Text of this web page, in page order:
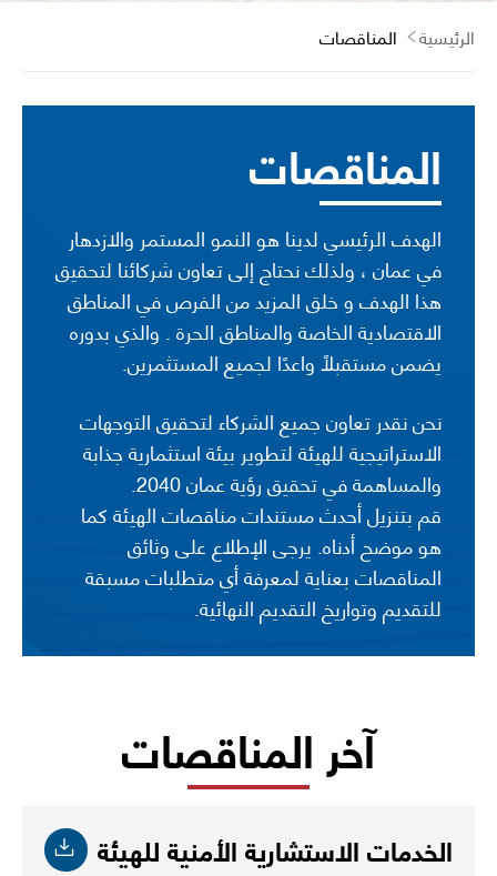
الرئيسية المناقصات
المناقصات
الهدف الرئيسي لدينا هو النمو المستمر والازدهار
في عمان ، ولذلك نحتاج إلى تعاون شركائنا لتحقيق
هذا الهدف و خلق المزيد من الفرص في المناطق
الاقتصادية الخاصة والمناطق الحرة . والذي بدوره
يضمن مستقبلًا واعدًا لجميع المستثمرين.
نحن نقدر تعاون جميع الشركاء لتحقيق التوجهات
الاستراتيجية للهيئة لتطوير بيئة استثمارية جذابة
والمساهمة في تحقيق رؤية عمان 2040.
قم بتنزيل أحدث مستندات مناقصات الهيئة كما
هو موضح أدناه. يرجى الإطلاع على وثائق
المناقصات بعناية لمعرفة أي متطلبات مسبقة
للتقديم وتواريخ التقديم النهائية.
آخر المناقصات
الخدمات الاستشارية الأمنية للهيئة